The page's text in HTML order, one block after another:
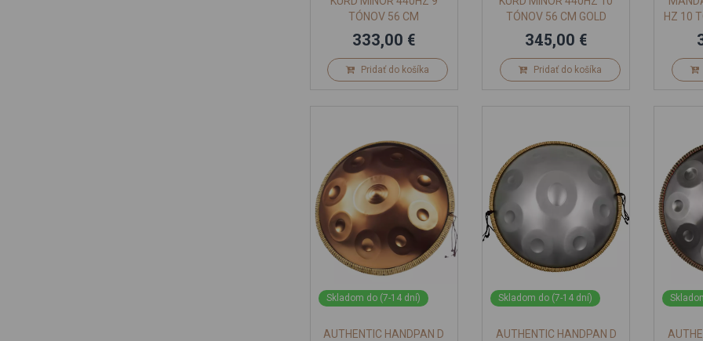
TÓNOV 56 CM
333,00 €
Pridať do košíka
TÓNOV 56 CM GOLD
345,00 €
Pridať do košíka
HZ 10
Skladom do (7-14 dní)
AUTHENTIC HANDPAN D
Skladom do (7-14 dní)
AUTHENTIC HANDPAN D